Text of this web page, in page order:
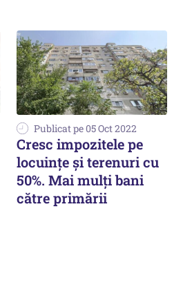
Publicat pe 05 Oct 2022
Cresc impozitele pe
locuințe și terenuri cu
50%. Mai mulți bani
către primării